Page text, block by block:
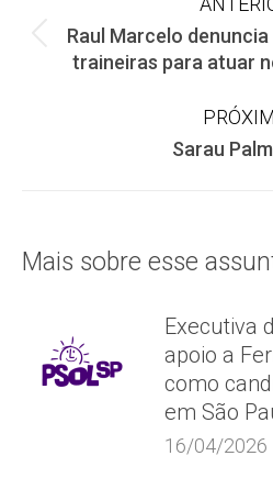
deRaul Marcelo
traineiras para atuar
Sarau
Mais sobre esse
Executiva
apoio a
como
em São
16/04/2026